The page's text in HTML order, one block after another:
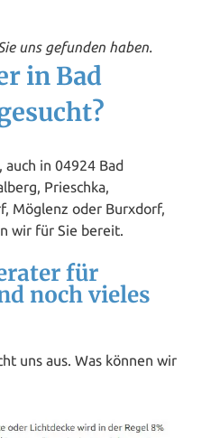
uns gefunden haben.
in Bad
in 04924 Bad
Prieschka,
Möglenz oder Burxdorf,
wir für Sie bereit.
für
noch vieles
uns aus. Was können wir